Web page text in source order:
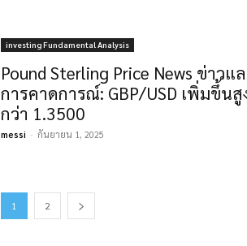
investing Fundamental Analysis
Pound Sterling Price News ข่าวแ
การคาดการณ์: GBP/USD เพิ่มขึ้นสู
กว่า 1.3500
messi - กันยายน 1, 2025
1 2